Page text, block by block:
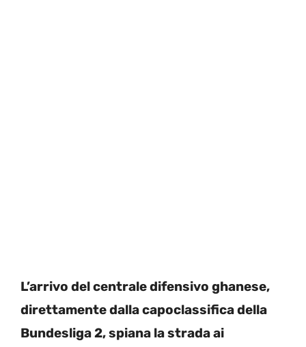
L’arrivo del centrale difensivo ghanese,
direttamente dalla capoclassifica della
Bundesliga 2, spiana la strada ai